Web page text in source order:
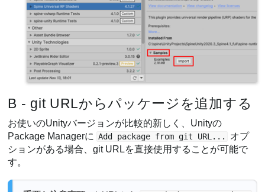
B - git URLからパッケージを追加する
お使いのUnityバージョンが比較的新しく、Unityの
Package Managerに Add package from git URL...
オプ
ションがある場合、git URLを直接使用することが可能で
す。